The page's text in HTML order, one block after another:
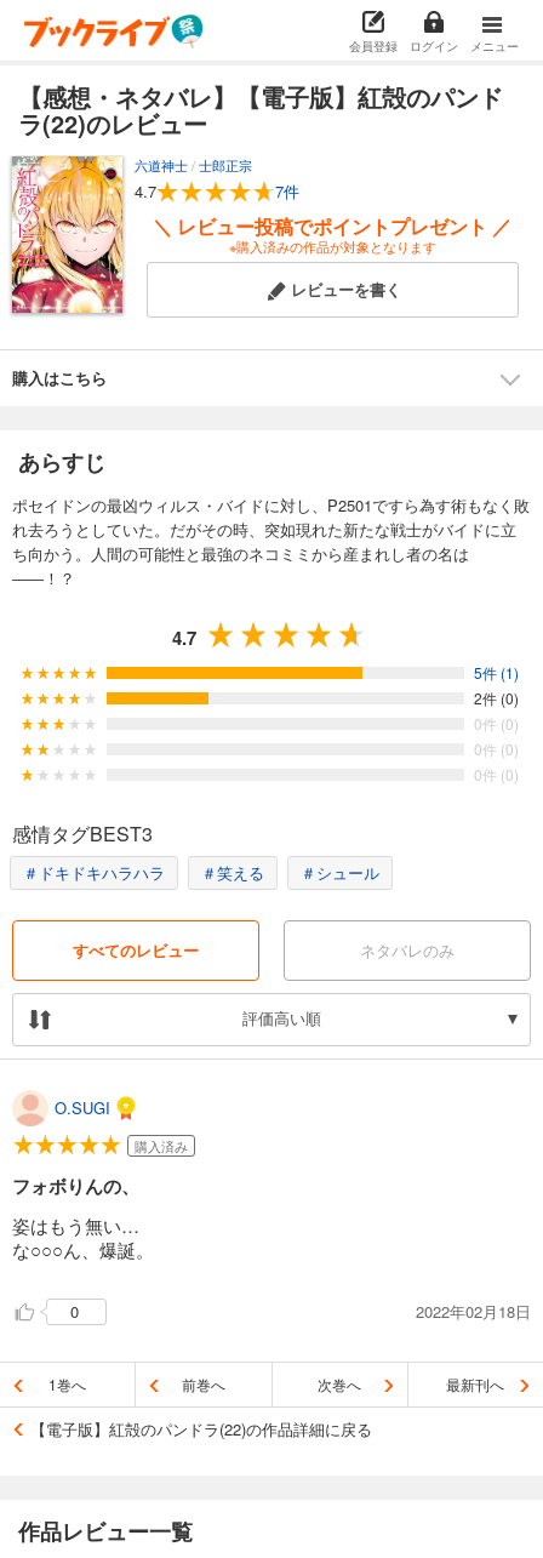
会員登録 ログイン メニュー
【感想・ネタバレ】【電子版】紅殻のパンド
ラ(22)のレビュー
六道神士/士郎正宗
4.7 7件
＼ レビュー投稿でポイントプレゼント ／
※購入済みの作品が対象となります
レビューを書く
購入はこちら
あらすじ
ポセイドンの最凶ウィルス・バイドに対し、P2501ですら為す術もなく敗
れ去ろうとしていた。だがその時、突如現れた新たな戦士がバイドに立
ち向かう。人間の可能性と最強のネコミミから産まれし者の名は
――！？
4.7
5件 (1)
2件 (0)
0件 (0)
0件 (0)
0件 (0)
感情タグBEST3
＃ドキドキハラハラ ＃笑える ＃シュール
すべてのレビュー ネタバレのみ
評価高い順
O.SUGI
購入済み
フォボりんの、
姿はもう無い…
な○○○ん、爆誕。
0 2022年02月18日
1巻へ 前巻へ 次巻へ 最新刊へ
【電子版】紅殻のパンドラ(22)の作品詳細に戻る
作品レビュー一覧